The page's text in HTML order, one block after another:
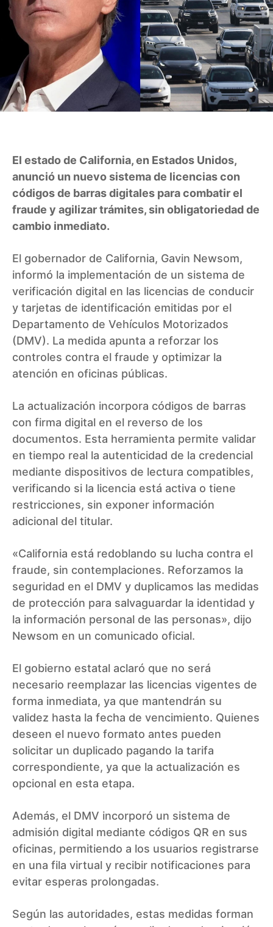
El estado de California, en Estados Unidos,
anunció un nuevo sistema de licencias con
códigos de barras digitales para combatir el
fraude y agilizar trámites, sin obligatoriedad de
cambio inmediato.
El gobernador de California, Gavin Newsom,
informó la implementación de un sistema de
verificación digital en las licencias de conducir
y tarjetas de identificación emitidas por el
Departamento de Vehículos Motorizados
(DMV). La medida apunta a reforzar los
controles contra el fraude y optimizar la
atención en oficinas públicas.
La actualización incorpora códigos de barras
con firma digital en el reverso de los
documentos. Esta herramienta permite validar
en tiempo real la autenticidad de la credencial
mediante dispositivos de lectura compatibles,
verificando si la licencia está activa o tiene
restricciones, sin exponer información
adicional del titular.
«California está redoblando su lucha contra el
fraude, sin contemplaciones. Reforzamos la
seguridad en el DMV y duplicamos las medidas
de protección para salvaguardar la identidad y
la información personal de las personas», dijo
Newsom en un comunicado oficial.
El gobierno estatal aclaró que no será
necesario reemplazar las licencias vigentes de
forma inmediata, ya que mantendrán su
validez hasta la fecha de vencimiento. Quienes
deseen el nuevo formato antes pueden
solicitar un duplicado pagando la tarifa
correspondiente, ya que la actualización es
opcional en esta etapa.
Además, el DMV incorporó un sistema de
admisión digital mediante códigos QR en sus
oficinas, permitiendo a los usuarios registrarse
en una fila virtual y recibir notificaciones para
evitar esperas prolongadas.
Según las autoridades, estas medidas forman